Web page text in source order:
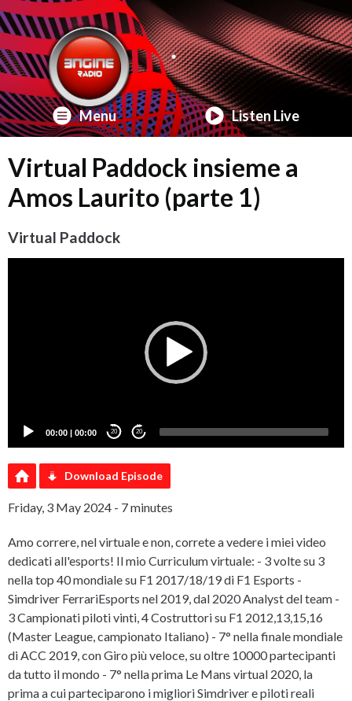
Menu Listen Live
Virtual Paddock insieme a
Amos Laurito (parte 1)
Virtual Paddock
00:00 | 00:00 20 20
Download Episode
Friday, 3 May 2024 - 7 minutes
Amo correre, nel virtuale e non, correte a vedere i miei video
dedicati all'esports! Il mio Curriculum virtuale: - 3 volte su 3
nella top 40 mondiale su F1 2017/18/19 di F1 Esports -
Simdriver FerrariEsports nel 2019, dal 2020 Analyst del team -
3 Campionati piloti vinti, 4 Costruttori su F1 2012,13,15,16
(Master League, campionato Italiano) - 7° nella finale mondiale
di ACC 2019, con Giro più veloce, su oltre 10000 partecipanti
da tutto il mondo - 7° nella prima Le Mans virtual 2020, la
prima a cui parteciparono i migliori Simdriver e piloti reali